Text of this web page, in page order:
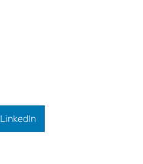
LinkedIn